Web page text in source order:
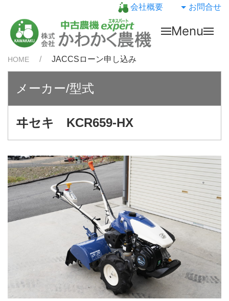
会社概要 お問合せ
Menu
HOME JACCSローン申し込み
メーカー/型式
ヰセキ KCR659-HX